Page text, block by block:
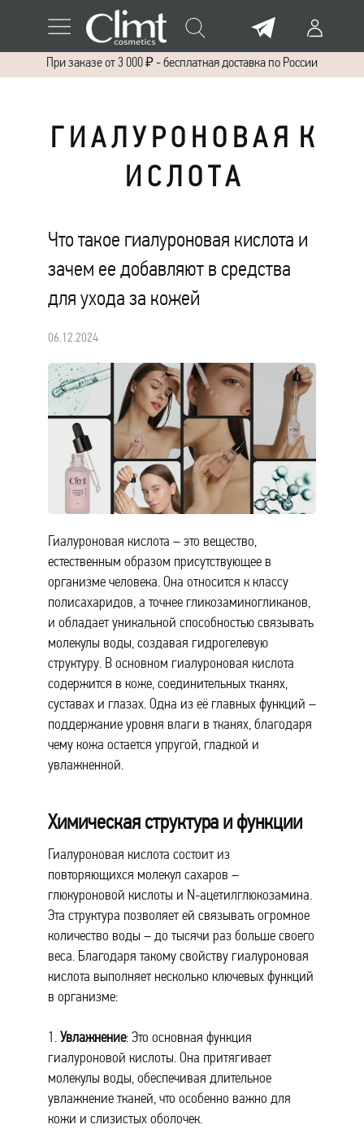
При заказе от 3 000 ₽ - бесплатная доставка по России
Г И А Л У Р О Н О В А Я К
И С Л О Т А
Что такое гиалуроновая кислота и
зачем ее добавляют в средства
для ухода за кожей
06.12.2024
Гиалуроновая кислота – это вещество,
естественным образом присутствующее в
организме человека. Она относится к классу
полисахаридов, а точнее гликозаминогликанов,
и обладает уникальной способностью связывать
молекулы воды, создавая гидрогелевую
структуру. В основном гиалуроновая кислота
содержится в коже, соединительных тканях,
суставах и глазах. Одна из её главных функций –
поддержание уровня влаги в тканях, благодаря
чему кожа остается упругой, гладкой и
увлажненной.
Химическая структура и функции
Гиалуроновая кислота состоит из
повторяющихся молекул сахаров –
глюкуроновой кислоты и N-ацетилглюкозамина.
Эта структура позволяет ей связывать огромное
количество воды – до тысячи раз больше своего
веса. Благодаря такому свойству гиалуроновая
кислота выполняет несколько ключевых функций
в организме:
1.Увлажнение: Это основная функция
гиалуроновой кислоты. Она притягивает
молекулы воды, обеспечивая длительное
увлажнение тканей, что особенно важно для
кожи и слизистых оболочек.